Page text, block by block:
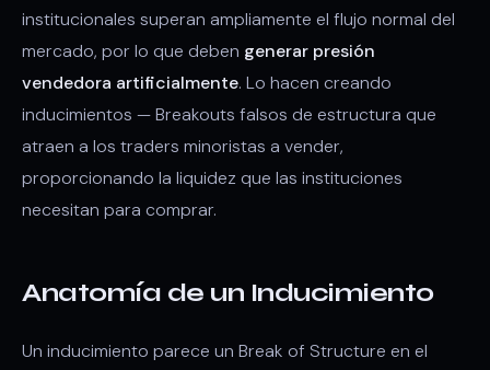
institucionales superan ampliamente el flujo normal del
mercado, por lo que deben generar presión
vendedora artificialmente. Lo hacen creando
inducimientos — Breakouts falsos de estructura que
atraen a los traders minoristas a vender,
proporcionando la liquidez que las instituciones
necesitan para comprar.
Anatomía de un Inducimiento
Un inducimiento parece un Break of Structure en el